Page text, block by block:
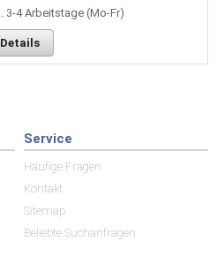
Details
Service
Häufige Fragen
Kontakt
Sitemap
Beliebte Suchanfragen